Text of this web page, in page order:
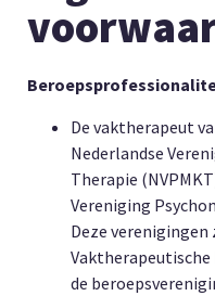
De vaktherapeut
Nederlandse
Therapie
Vereniging
Deze
de